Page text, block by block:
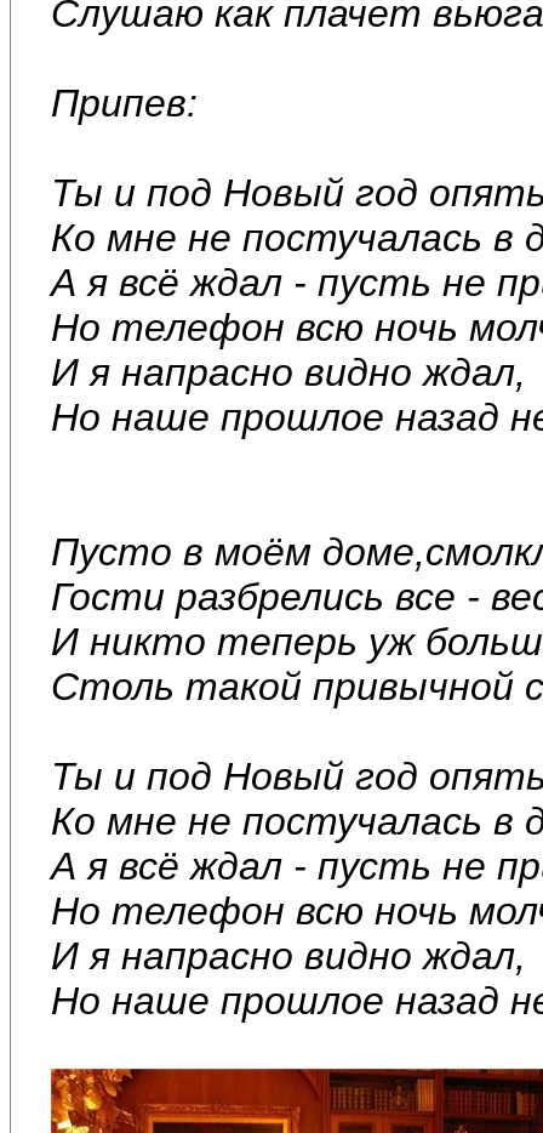
Слушаю как плачет
Припев:
Ты и под Новый год
Ко мне не постучалась в
А я всё ждал - пусть не
Но телефон всю ночь
И я напрасно видно ждал,
Но наше прошлое назад
Пусто в моём
Гости разбрелись все -
И никто теперь уж
Столь такой привычной
Ты и под Новый год
Ко мне не постучалась в
А я всё ждал - пусть не
Но телефон всю ночь
И я напрасно видно ждал,
Но наше прошлое назад